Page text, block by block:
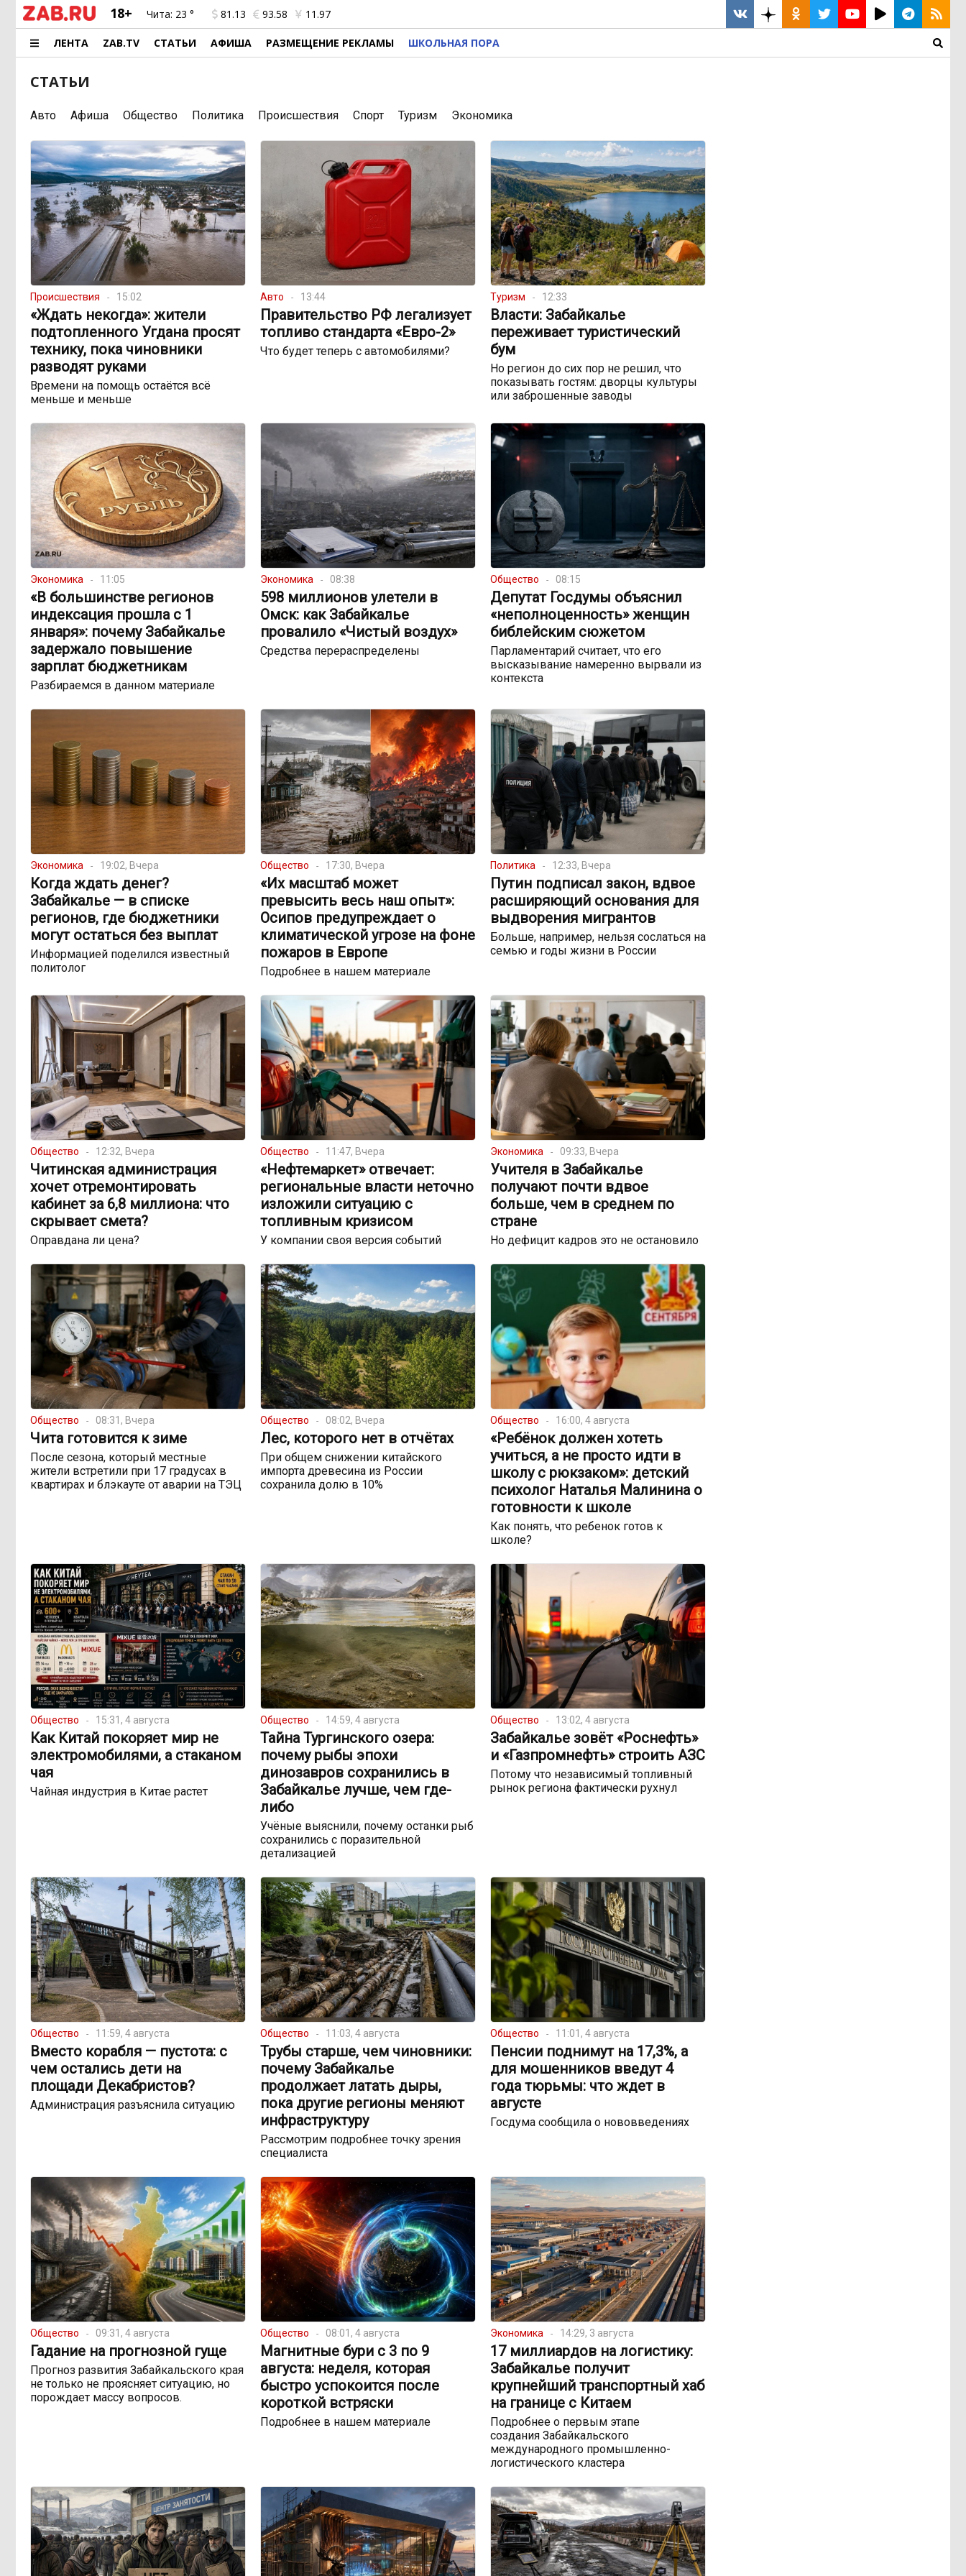
18+ Чита: 23 ° 81.13 93.58 11.97
ЛЕНТА ZAB.TV СТАТЬИ АФИША РАЗМЕЩЕНИЕ РЕКЛАМЫ ШКОЛЬНАЯ ПОРА
СТАТЬИ
Авто Афиша Общество Политика Происшествия Спорт Туризм Экономика
Происшествия 15:02
«Ждать некогда»: жители
подтопленного Угдана просят
технику, пока чиновники
разводят руками
Времени на помощь остаётся всё
меньше и меньше
Авто 13:44
Правительство РФ легализует
топливо стандарта «Евро-2»
Что будет теперь с автомобилями?
Туризм 12:33
Власти: Забайкалье
переживает туристический
бум
Но регион до сих пор не решил, что
показывать гостям: дворцы культуры
или заброшенные заводы
Экономика 11:05
«В большинстве регионов
индексация прошла с 1
января»: почему Забайкалье
задержало повышение
зарплат бюджетникам
Разбираемся в данном материале
Экономика 08:38
598 миллионов улетели в
Омск: как Забайкалье
провалило «Чистый воздух»
Средства перераспределены
Общество 08:15
Депутат Госдумы объяснил
«неполноценность» женщин
библейским сюжетом
Парламентарий считает, что его
высказывание намеренно вырвали из
контекста
Экономика 19:02, Вчера
Когда ждать денег?
Забайкалье — в списке
регионов, где бюджетники
могут остаться без выплат
Информацией поделился известный
политолог
Общество 17:30, Вчера
«Их масштаб может
превысить весь наш опыт»:
Осипов предупреждает о
климатической угрозе на фоне
пожаров в Европе
Подробнее в нашем материале
Политика 12:33, Вчера
Путин подписал закон, вдвое
расширяющий основания для
выдворения мигрантов
Больше, например, нельзя сослаться на
семью и годы жизни в России
Общество 12:32, Вчера
Читинская администрация
хочет отремонтировать
кабинет за 6,8 миллиона: что
скрывает смета?
Оправдана ли цена?
Общество 11:47, Вчера
«Нефтемаркет» отвечает:
региональные власти неточно
изложили ситуацию с
топливным кризисом
У компании своя версия событий
Экономика 09:33, Вчера
Учителя в Забайкалье
получают почти вдвое
больше, чем в среднем по
стране
Но дефицит кадров это не остановило
Общество 08:31, Вчера
Чита готовится к зиме
После сезона, который местные
жители встретили при 17 градусах в
квартирах и блэкауте от аварии на ТЭЦ
Общество 08:02, Вчера
Лес, которого нет в отчётах
При общем снижении китайского
импорта древесина из России
сохранила долю в 10%
Общество 16:00, 4 августа
«Ребёнок должен хотеть
учиться, а не просто идти в
школу с рюкзаком»: детский
психолог Наталья Малинина о
готовности к школе
Как понять, что ребенок готов к
школе?
Общество 15:31, 4 августа
Как Китай покоряет мир не
электромобилями, а стаканом
чая
Чайная индустрия в Китае растет
Общество 14:59, 4 августа
Тайна Тургинского озера:
почему рыбы эпохи
динозавров сохранились в
Забайкалье лучше, чем где-
либо
Учёные выяснили, почему останки рыб
сохранились с поразительной
детализацией
Общество 13:02, 4 августа
Забайкалье зовёт «Роснефть»
и «Газпромнефть» строить АЗС
Потому что независимый топливный
рынок региона фактически рухнул
Общество 11:59, 4 августа
Вместо корабля — пустота: с
чем остались дети на
площади Декабристов?
Администрация разъяснила ситуацию
Общество 11:03, 4 августа
Трубы старше, чем чиновники:
почему Забайкалье
продолжает латать дыры,
пока другие регионы меняют
инфраструктуру
Рассмотрим подробнее точку зрения
специалиста
Общество 11:01, 4 августа
Пенсии поднимут на 17,3%, а
для мошенников введут 4
года тюрьмы: что ждет в
августе
Госдума сообщила о нововведениях
Общество 09:31, 4 августа
Гадание на прогнозной гуще
Прогноз развития Забайкальского края
не только не проясняет ситуацию, но
порождает массу вопросов.
Общество 08:01, 4 августа
Магнитные бури с 3 по 9
августа: неделя, которая
быстро успокоится после
короткой встряски
Подробнее в нашем материале
Экономика 14:29, 3 августа
17 миллиардов на логистику:
Забайкалье получит
крупнейший транспортный хаб
на границе с Китаем
Подробнее о первым этапе
создания Забайкальского
международного промышленно-
логистического кластера